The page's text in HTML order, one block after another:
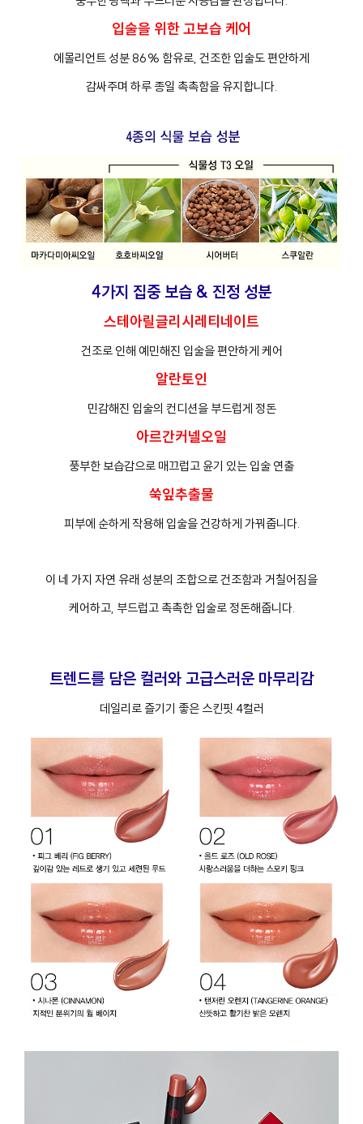
입술을 위한 고보습 케어
에몰리언트 성분 86% 함유로, 건조한 입술도 편안하게
감싸주며 하루 종일 촉촉함을 유지합니다.
4가지 집중 보습 & 진정 성분
스테아릴글리시레티네이트
건조로 인해 예민해진 입술을 편안하게 케어
알란토인
민감해진 입술의 컨디션을 부드럽게 정돈
아르간커넬오일
풍부한 보습감으로 매끄럽고 윤기 있는 입술 연출
쑥잎추출물
피부에 순하게 작용해 입술을 건강하게 가꿔줍니다.
이 네 가지 자연 유래 성분의 조합으로 건조함과 거칠어짐을
케어하고, 부드럽고 촉촉한 입술로 정돈해줍니다.
트렌드를 담은 컬러와 고급스러운 마무리감
데일리로 즐기기 좋은 스킨핏 4컬러